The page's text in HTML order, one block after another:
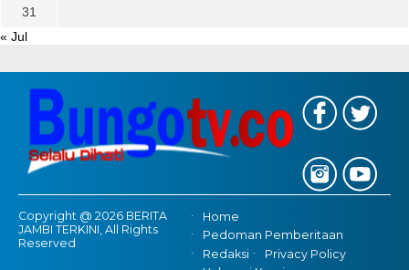
31
« Jul
Copyright @ 2026 BERITA
JAMBI TERKINI, All Rights
Reserved
Home
Pedoman Pemberitaan
Redaksi
Privacy Policy